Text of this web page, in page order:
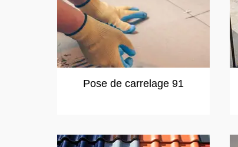
Pose de carrelage 91